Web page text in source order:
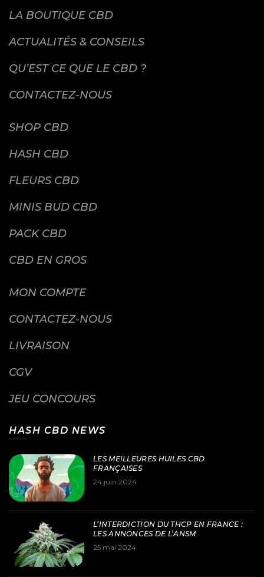
LA BOUTIQUE CBD
ACTUALITÉS & CONSEILS
QU’EST CE QUE LE CBD ?
CONTACTEZ-NOUS
SHOP CBD
HASH CBD
FLEURS CBD
MINIS BUD CBD
PACK CBD
CBD EN GROS
MON COMPTE
CONTACTEZ-NOUS
LIVRAISON
CGV
JEU CONCOURS
HASH CBD NEWS
LES MEILLEURES HUILES CBD
FRANÇAISES
24 juin 2024
L’INTERDICTION DU THCP EN FRANCE :
LES ANNONCES DE L’ANSM
25 mai 2024